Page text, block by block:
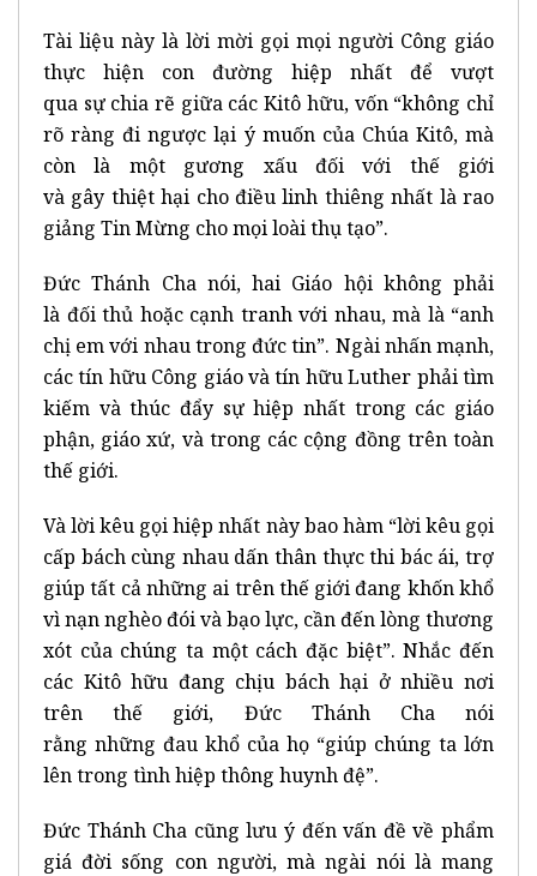
Tài liệu này là lời mời gọi mọi người Công giáo
thực hiện con đường hiệp nhất để vượt
qua sự chia rẽ giữa các Kitô hữu, vốn “không chỉ
rõ ràng đi ngược lại ý muốn của Chúa Kitô, mà
còn là một gương xấu đối với thế giới
và gây thiệt hại cho điều linh thiêng nhất là rao
giảng Tin Mừng cho mọi loài thụ tạo”.
Đức Thánh Cha nói, hai Giáo hội không phải
là đối thủ hoặc cạnh tranh với nhau, mà là “anh
chị em với nhau trong đức tin”. Ngài nhấn mạnh,
các tín hữu Công giáo và tín hữu Luther phải tìm
kiếm và thúc đẩy sự hiệp nhất trong các giáo
phận, giáo xứ, và trong các cộng đồng trên toàn
thế giới.
Và lời kêu gọi hiệp nhất này bao hàm “lời kêu gọi
cấp bách cùng nhau dấn thân thực thi bác ái, trợ
giúp tất cả những ai trên thế giới đang khốn khổ
vì nạn nghèo đói và bạo lực, cần đến lòng thương
xót của chúng ta một cách đặc biệt”. Nhắc đến
các Kitô hữu đang chịu bách hại ở nhiều nơi
trên thế giới, Đức Thánh Cha nói
rằng những đau khổ của họ “giúp chúng ta lớn
lên trong tình hiệp thông huynh đệ”.
Đức Thánh Cha cũng lưu ý đến vấn đề về phẩm
giá đời sống con người, mà ngài nói là mang